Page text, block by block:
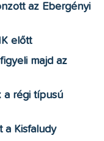
az Ebergényi
előtt
majd az
a régi típusú
a Kisfaludy